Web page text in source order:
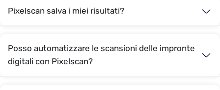
Pixelscan salva i miei risultati?
Posso automatizzare le scansioni delle impronte
digitali con Pixelscan?